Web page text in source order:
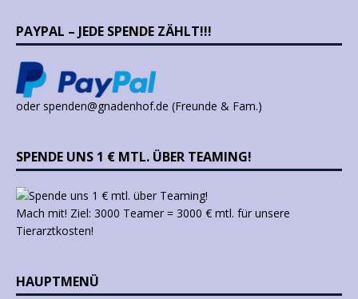
PAYPAL – JEDE SPENDE ZÄHLT!!!
oder spenden@gnadenhof.de (Freunde & Fam.)
SPENDE UNS 1 € MTL. ÜBER TEAMING!
Mach mit! Ziel: 3000 Teamer = 3000 € mtl. für unsere
Tierarztkosten!
HAUPTMENÜ